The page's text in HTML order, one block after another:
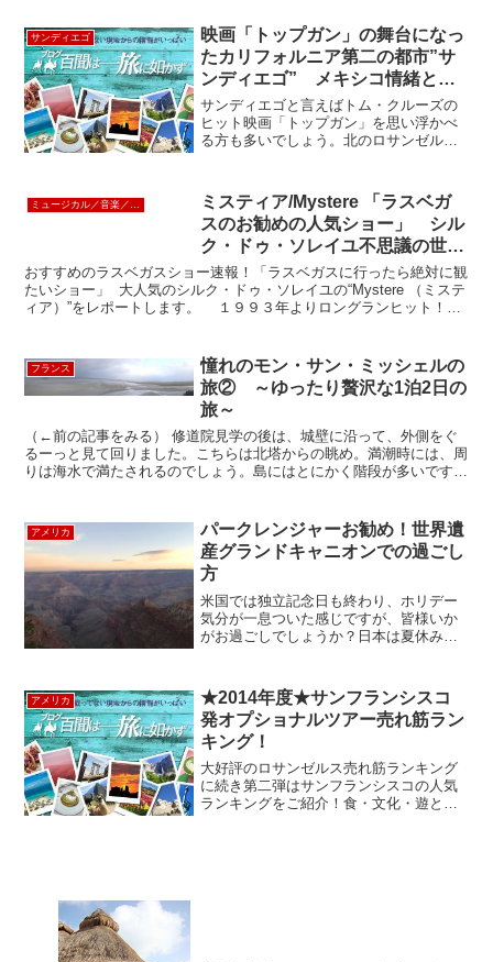
ンやザイオン国立公園の規模...
サンディエゴ
映画「トップガン」の舞台になっ
たカリフォルニア第二の都市”サ
ンディエゴ” メキシコ情緒とハ
イテクが融合したハイセンスの街
サンディエゴと言えばトム・クルーズの
ヒット映画「トップガン」を思い浮かべ
る方も多いでしょう。北のロサンゼルス
ォルニア第二の都市です。空港がダウン
タウンの直ぐ近くという事...
ミスティア/Mystere 「ラスベガ
スのお勧めの人気ショー」 シル
ク・ドゥ・ソレイユ不思議の世界
へ！
おすすめのラスベガスショー速報！「ラスベガスに行ったら絶対に観
たいショー」 大人気のシルク・ドゥ・ソレイユの“Mystere （ミステ
ィア）”をレポートします。 １９９３年よりロングランヒット！ミ
フランス
憧れのモン・サン・ミッシェルの
旅② ～ゆったり贅沢な1泊2日の
旅～
（←前の記事をみる） 修道院見学の後は、城壁に沿って、外側をぐ
るーっと見て回りました。こちらは北塔からの眺め。満潮時には、周
りは海水で満たされるのでしょう。島にはとにかく階段が多いです。
アメリカ
パークレンジャーお勧め！世界遺
産グランドキャニオンでの過ごし
方
米国では独立記念日も終わり、ホリデー
気分が一息ついた感じですが、皆様いか
がお過ごしでしょうか？日本は夏休み目
ないでしょうか？そこで！米国内外問わ
ず、世界中からの旅行者...
アメリカ
★2014年度★サンフランシスコ
発オプショナルツアー売れ筋ラン
キング！
大好評のロサンゼルス売れ筋ランキング
に続き第二弾はサンフランシスコの人気
ランキングをご紹介！食・文化・遊とさ